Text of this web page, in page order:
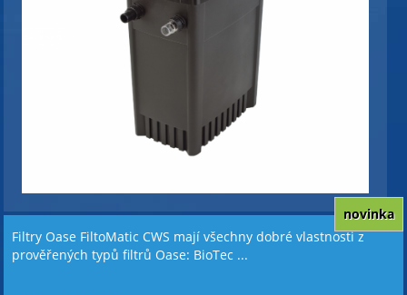
Filtry Oase FiltoMatic CWS mají všechny dobré vlastnosti z
prověřených typů filtrů Oase: BioTec ...
novinka